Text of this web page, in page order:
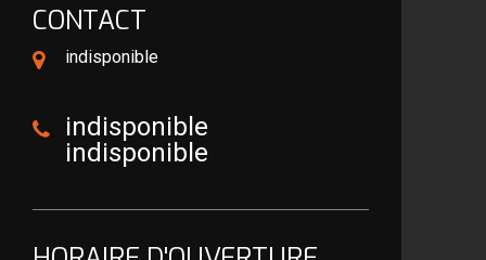
CONTACT
indisponible
indisponible
indisponible